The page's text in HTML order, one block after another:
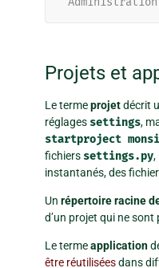
Projets et
Le termeprojetdécrit
réglages settings,
startproject
fichiers settings.py,
instantanés, des
Un répertoire racine
d’un projet qui ne
Le termeapplication
être réutiliséesdans